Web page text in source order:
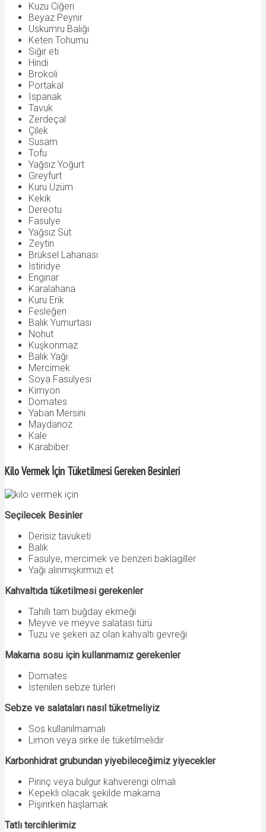
Kuzu Ciğeri
Beyaz Peynir
Uskumru Balığı
Keten Tohumu
Sığır eti
Hindi
Brokoli
Portakal
Ispanak
Tavuk
Zerdeçal
Çilek
Susam
Tofu
Yağsız Yoğurt
Greyfurt
Kuru Üzüm
Kekik
Dereotu
Fasulye
Yağsız Süt
Zeytin
Brüksel Lahanası
İstiridye
Enginar
Karalahana
Kuru Erik
Fesleğen
Balık Yumurtası
Nohut
Kuşkonmaz
Balık Yağı
Mercimek
Soya Fasulyesi
Kimyon
Domates
Yaban Mersini
Maydanoz
Kale
Karabiber
Kilo Vermek İçin Tüketilmesi Gereken Besinleri
Seçilecek Besinler
Derisiz tavuketi
Balık
Fasulye, mercimek ve benzeri baklagiller
Yağı alınmışkırmızı et
Kahvaltıda tüketilmesi gerekenler
Tahıllı tam buğday ekmeği
Meyve ve meyve salatası türü
Tuzu ve şekeri az olan kahvaltı gevreği
Makarna sosu için kullanmamız gerekenler
Domates
İstenilen sebze türleri
Sebze ve salataları nasıl tüketmeliyiz
Sos kullanılmamalı
Limon veya sirke ile tüketilmelidir
Karbonhidrat grubundan yiyebileceğimiz yiyecekler
Pirinç veya bulgur kahverengi olmalı
Kepekli olacak şekilde makarna
Pişirirken haşlamak
Tatlı tercihlerimiz